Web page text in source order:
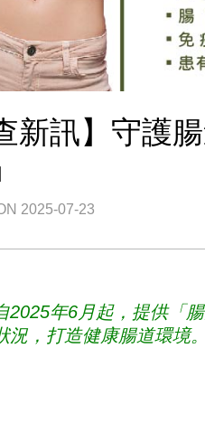
新訊】守護
2025-07-23
2025年6月起，提供「
況，打造健康腸道環境